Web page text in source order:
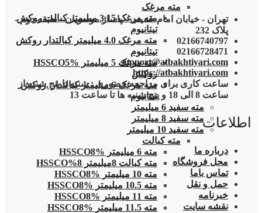
مته مرغک
مته مرغک 3.15 میلیمتر کبالت روکش
تیتانیوم
مته مرغک 4.0 میلیمتر کبالتدار روکش
تیتانیوم
مته مرغک 5 میلیمتر HSSCO5%
روکش
مته مرغک 6 میلیمتر کبالتدار .روکش
تیتانیوم
مته سفید 6 میلیمتر
مته سفید 8 میلیمتر
مته سفید 10 میلیمتر
مته کبالت
مته 6 میلیمتر HSSCO8%
مته کبالت 8میلیمتر 8%HSSCO
مته 10 میلیمتر HSSCO8%
مته 10.5 میلیمتر HSSCO8%
مته 11 میلیمتر HSSCO8%
مته 11.5 میلیمتر HSSCO8%
تهران - خیابان امام خمینی - پاساژ موسویان - طبقه دوم -
پلاک 232
02166740797
02166728471
support@atbakhtiyari.com
https://atbakhtiyari.com
ساعت کاری برای مراجعه حضوری : شنبه تا پنج شنبه از
ساعت 8 الی 18 و پنج شنبه ها تا ساعت 13
اطلاعات
درباره ما
محل فروشگاه
تماس باما
حمل و نقل
خبرنامه
نقشه سایت